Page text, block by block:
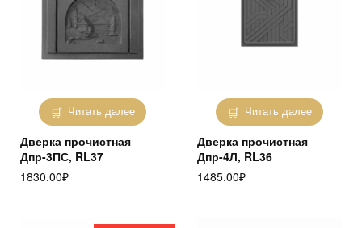
Читать далее
Дверка прочистная
Дпр-3ПС, RL37
1830.00₽
Читать далее
Дверка прочистная
Дпр-4Л, RL36
1485.00₽